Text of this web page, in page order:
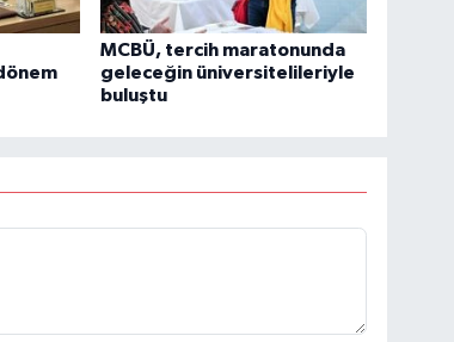
MCBÜ, tercih maratonunda
geleceğin üniversitelileriyle
buluştu